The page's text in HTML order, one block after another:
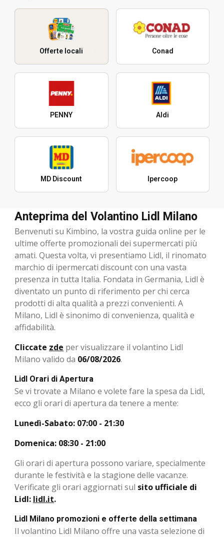
Offerte locali Conad
PENNY Aldi
MD Discount Ipercoop
Anteprima del Volantino Lidl Milano
Benvenuti su Kimbino, la vostra guida online per le
ultime offerte promozionali dei supermercati più
amati. Questa volta, vi presentiamo Lidl, il rinomato
marchio di ipermercati discount con una vasta
presenza in tutta Italia. Fondata in Germania, Lidl è
diventato un punto di riferimento per chi cerca
prodotti di alta qualità a prezzi convenienti. A
Milano, Lidl è sinonimo di convenienza, qualità e
affidabilità.
Cliccate zde per visualizzare il volantino Lidl
Milano valido da 06/08/2026.
Lidl Orari di Apertura
Se vi trovate a Milano e volete fare la spesa da Lidl,
ecco gli orari di apertura da tenere a mente:
Lunedì-Sabato: 07:00 - 21:30
Domenica: 08:30 - 21:00
Gli orari di apertura possono variare, specialmente
durante le festività e la stagione delle vacanze.
Verificate gli orari aggiornati sul sito ufficiale di
Lidl: lidl.it.
Lidl Milano promozioni e offerte della settimana
Il volantino Lidl Milano offre una vasta selezione di